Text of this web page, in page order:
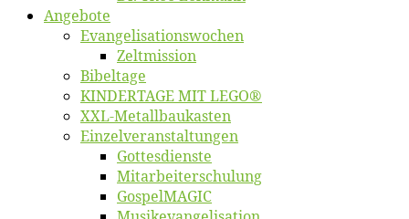
An­ge­bo­te
Evangelisa­tions­wo­chen
Zelt­mis­si­on
Bi­bel­ta­ge
KINDERTAGE MIT LEGO®
XXL-Me­­tal­l­­bau­­kas­­ten
Einzelver­an­stal­tungen
Got­tes­diens­te
Mitarbeiter­schulung
Gos­pel­MA­GIC